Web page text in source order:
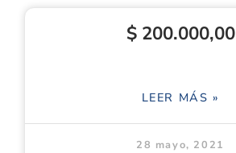
$ 200.000,00
LEER MÁS »
28 mayo, 2021